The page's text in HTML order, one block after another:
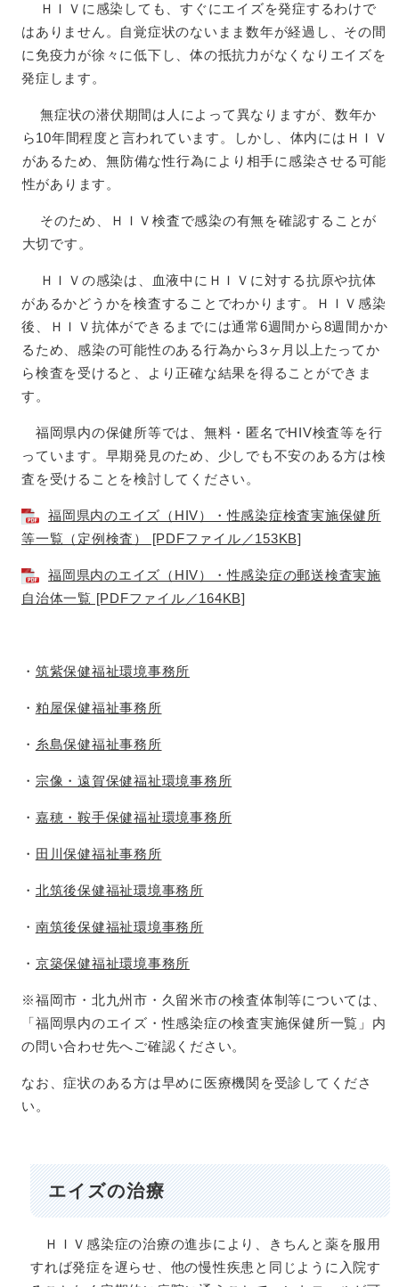
ＨＩＶに感染しても、すぐにエイズを発症するわけで
はありません。自覚症状のないまま数年が経過し、その間
に免疫力が徐々に低下し、体の抵抗力がなくなりエイズを
発症します。
無症状の潜伏期間は人によって異なりますが、数年か
ら10年間程度と言われています。しかし、体内にはＨＩＶ
があるため、無防備な性行為により相手に感染させる可能
性があります。
そのため、ＨＩＶ検査で感染の有無を確認することが
大切です。
ＨＩＶの感染は、血液中にＨＩＶに対する抗原や抗体
があるかどうかを検査することでわかります。ＨＩＶ感染
後、ＨＩＶ抗体ができるまでには通常6週間から8週間かか
るため、感染の可能性のある行為から3ヶ月以上たってか
ら検査を受けると、より正確な結果を得ることができま
す。
福岡県内の保健所等では、無料・匿名でHIV検査等を行
っています。早期発見のため、少しでも不安のある方は検
査を受けることを検討してください。
福岡県内のエイズ（HIV）・性感染症検査実施保健所
等一覧（定例検査） [PDFファイル／153KB]
福岡県内のエイズ（HIV）・性感染症の郵送検査実施
自治体一覧 [PDFファイル／164KB]
・ 筑紫保健福祉環境事務所
・ 粕屋保健福祉事務所
・ 糸島保健福祉事務所
・ 宗像・遠賀保健福祉環境事務所
・ 嘉穂・鞍手保健福祉環境事務所
​・ 田川保健福祉事務所
・ 北筑後保健福祉環境事務所
・ 南筑後保健福祉環境事務所
・ 京築保健福祉環境事務所
※福岡市・北九州市・久留米市の検査体制等については、
「福岡県内のエイズ・性感染症の検査実施保健所一覧」内
の問い合わせ先へご確認ください。
なお、症状のある方は早めに医療機関を受診してくださ
い。
エイズの治療
ＨＩＶ感染症の治療の進歩により、きちんと薬を服用
すれば発症を遅らせ、他の慢性疾患と同じように入院す